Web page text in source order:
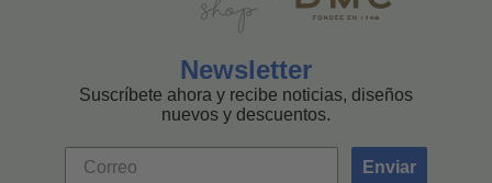
Newsletter
Suscríbete ahora y recibe noticias, diseños
nuevos y descuentos.
Enviar